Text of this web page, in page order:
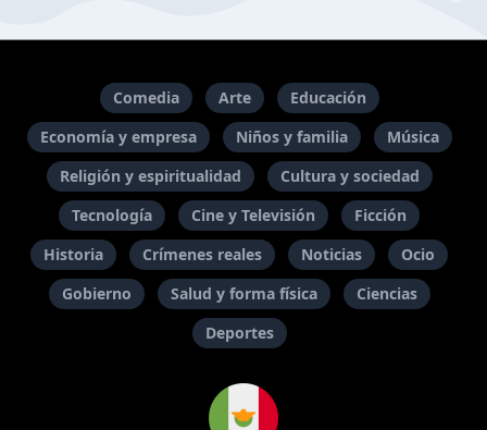
Comedia Arte
Educación
Economía y empresa
Niños y familia
Música
Religión y espiritualidad
Cultura y sociedad
Tecnología
Cine y Televisión
Ficción
Historia
Crímenes reales Noticias
Ocio
Gobierno
Salud y forma física
Ciencias
Deportes